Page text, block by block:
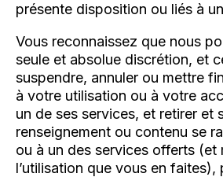
présente disposition ou liés à
Vous reconnaissez que nous
seule et absolue discrétion, et
suspendre, annuler ou mettre
à votre utilisation ou à votre
un de ses services, et retirer et
renseignement ou contenu se
ou à un des services offerts (et
l’utilisation que vous en faites),